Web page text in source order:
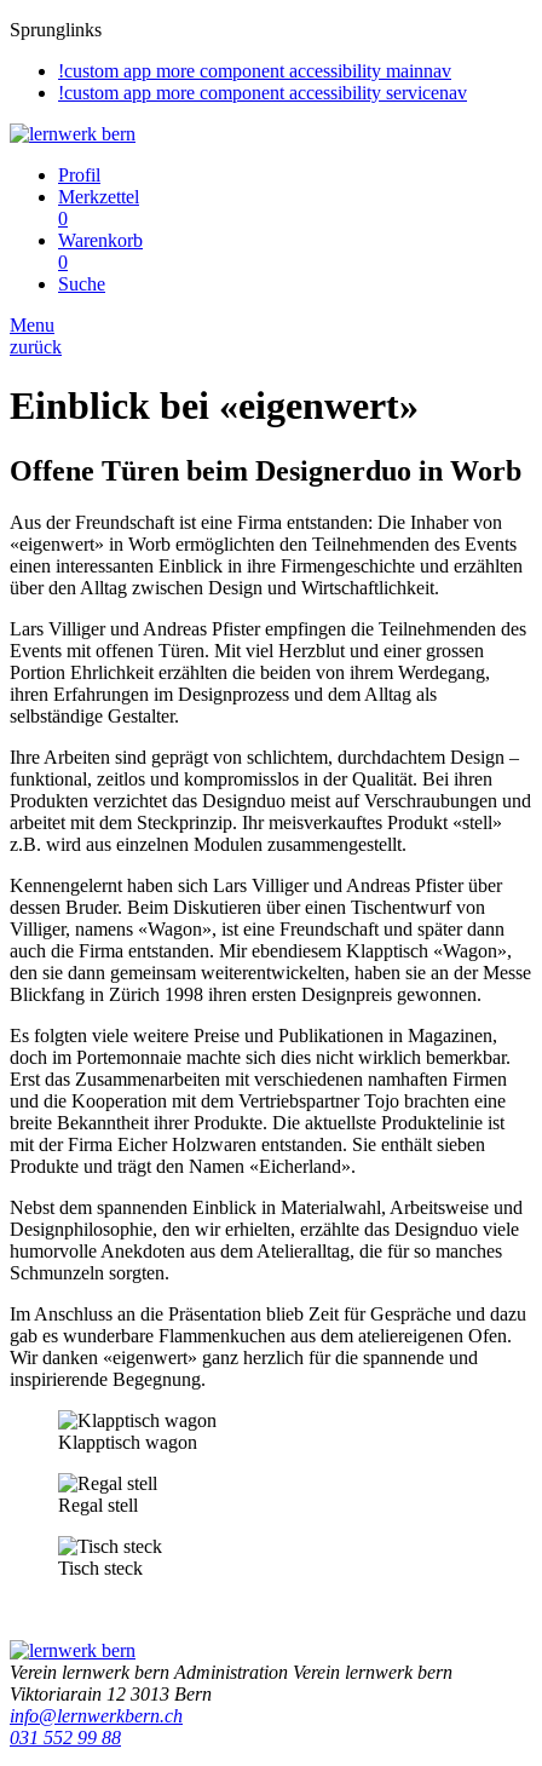
Sprunglinks
!custom app more component accessibility mainnav
!custom app more component accessibility servicenav
Profil
Merkzettel
0
Warenkorb
0
Suche
Menu
zurück
Einblick bei «eigenwert»
Offene Türen beim Designerduo in Worb
Aus der Freundschaft ist eine Firma entstanden: Die Inhaber von
«eigenwert» in Worb ermöglichten den Teilnehmenden des Events
einen interessanten Einblick in ihre Firmengeschichte und erzählten
über den Alltag zwischen Design und Wirtschaftlichkeit.
Lars Villiger und Andreas Pfister empfingen die Teilnehmenden des
Events mit offenen Türen. Mit viel Herzblut und einer grossen
Portion Ehrlichkeit erzählten die beiden von ihrem Werdegang,
ihren Erfahrungen im Designprozess und dem Alltag als
selbständige Gestalter.
Ihre Arbeiten sind geprägt von schlichtem, durchdachtem Design –
funktional, zeitlos und kompromisslos in der Qualität. Bei ihren
Produkten verzichtet das Designduo meist auf Verschraubungen und
arbeitet mit dem Steckprinzip. Ihr meisverkauftes Produkt «stell»
z.B. wird aus einzelnen Modulen zusammengestellt.
Kennengelernt haben sich Lars Villiger und Andreas Pfister über
dessen Bruder. Beim Diskutieren über einen Tischentwurf von
Villiger, namens «Wagon», ist eine Freundschaft und später dann
auch die Firma entstanden. Mir ebendiesem Klapptisch «Wagon»,
den sie dann gemeinsam weiterentwickelten, haben sie an der Messe
Blickfang in Zürich 1998 ihren ersten Designpreis gewonnen.
Es folgten viele weitere Preise und Publikationen in Magazinen,
doch im Portemonnaie machte sich dies nicht wirklich bemerkbar.
Erst das Zusammenarbeiten mit verschiedenen namhaften Firmen
und die Kooperation mit dem Vertriebspartner Tojo brachten eine
breite Bekanntheit ihrer Produkte. Die aktuellste Produktelinie ist
mit der Firma Eicher Holzwaren entstanden. Sie enthält sieben
Produkte und trägt den Namen «Eicherland».
Nebst dem spannenden Einblick in Materialwahl, Arbeitsweise und
Designphilosophie, den wir erhielten, erzählte das Designduo viele
humorvolle Anekdoten aus dem Atelieralltag, die für so manches
Schmunzeln sorgten.
Im Anschluss an die Präsentation blieb Zeit für Gespräche und dazu
gab es wunderbare Flammenkuchen aus dem ateliereigenen Ofen.
Wir danken «eigenwert» ganz herzlich für die spannende und
inspirierende Begegnung.
Klapptisch wagon
Regal stell
Tisch steck
Verein lernwerk bern Administration Verein lernwerk bern
Viktoriarain 12 3013 Bern
info@lernwerkbern.ch
031 552 99 88